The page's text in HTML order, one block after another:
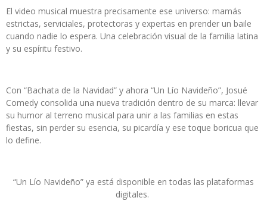
El video musical muestra precisamente ese universo: mamás
estrictas, serviciales, protectoras y expertas en prender un baile
cuando nadie lo espera. Una celebración visual de la familia latina
y su espíritu festivo.
Con “Bachata de la Navidad” y ahora “Un Lío Navideño”, Josué
Comedy consolida una nueva tradición dentro de su marca: llevar
su humor al terreno musical para unir a las familias en estas
fiestas, sin perder su esencia, su picardía y ese toque boricua que
lo define.
“Un Lío Navideño” ya está disponible en todas las plataformas
digitales.